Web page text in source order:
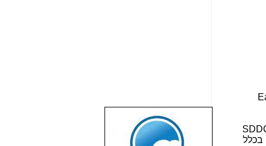
זה בכלל
שבוע טוב לכל
הגולשים באשר
הם!!!